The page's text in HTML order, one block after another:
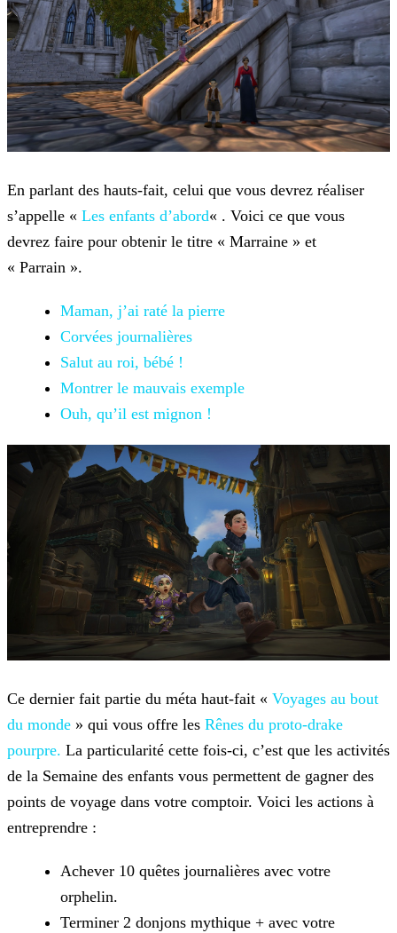
En parlant des hauts-fait, celui que vous devrez réaliser
s’appelle « Les enfants d’abord« . Voici ce que vous
devrez faire pour obtenir le titre « Marraine » et
« Parrain ».
Maman, j’ai raté la pierre
Corvées journalières
Salut au roi, bébé !
Montrer le mauvais exemple
Ouh, qu’il est mignon !
Ce dernier fait partie du méta haut-fait « Voyages au bout
du monde » qui vous offre les Rênes du proto-drake
pourpre. La particularité cette fois-ci, c’est que les activités
de la Semaine des enfants vous permettent de gagner des
points de voyage dans votre comptoir. Voici les actions à
entreprendre :
Achever 10 quêtes journalières avec votre
orphelin.
Terminer 2 donjons mythique + avec votre